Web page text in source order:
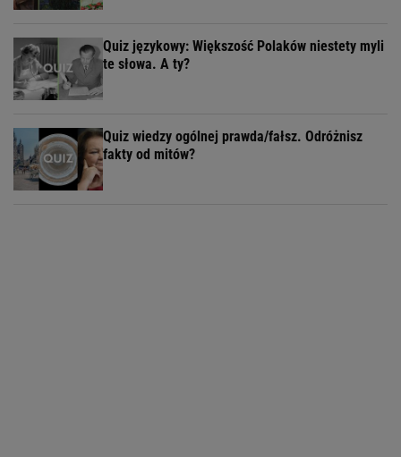
Quiz językowy: Większość Polaków niestety myli
te słowa. A ty?
Quiz wiedzy ogólnej prawda/fałsz. Odróżnisz
fakty od mitów?